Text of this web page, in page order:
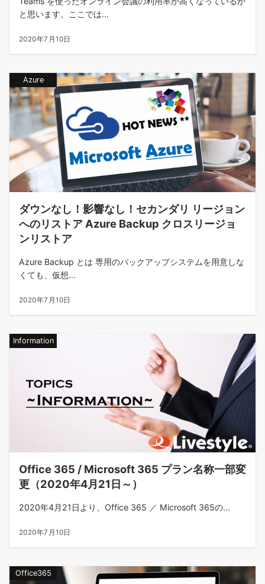
と思います。ここでは...
2020年7月10日
Azure
ダウンなし！影響なし！セカンダリ リージョン
へのリストア Azure Backup クロスリージョ
ンリストア
Azure Backup とは 専用のバックアップシステムを用意しな
くても、仮想...
2020年7月10日
Information
Office 365 / Microsoft 365 プラン名称一部変
更（2020年4月21日～）
2020年4月21日より、Office 365 ／ Microsoft 365の...
2020年7月10日
Office365